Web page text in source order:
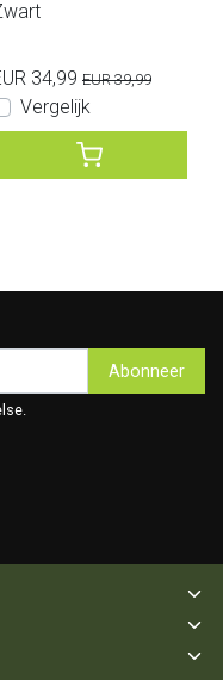
34,99 EUR 39,99
Vergelijk
Abonneer